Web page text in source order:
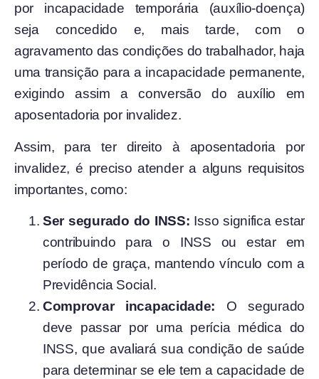
por incapacidade temporária (auxílio-doença)
seja concedido e, mais tarde, com o
agravamento das condições do trabalhador, haja
uma transição para a incapacidade permanente,
exigindo assim a conversão do auxílio em
aposentadoria por invalidez.
Assim, para ter direito à aposentadoria por
invalidez, é preciso atender a alguns requisitos
importantes, como:
Ser segurado do INSS: Isso significa estar
contribuindo para o INSS ou estar em
período de graça, mantendo vínculo com a
Previdência Social.
Comprovar incapacidade: O segurado
deve passar por uma perícia médica do
INSS, que avaliará sua condição de saúde
para determinar se ele tem a capacidade de